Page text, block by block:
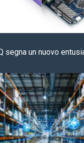
segna un nuovo